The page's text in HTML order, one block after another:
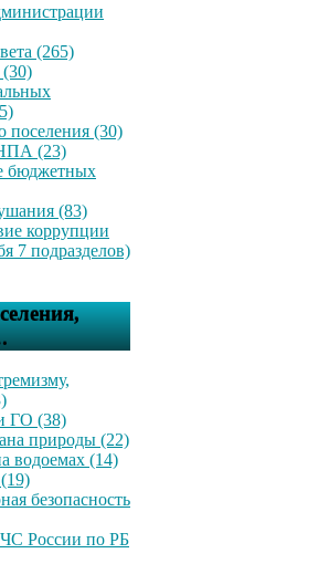
(265)
поселения (30)
(23)
бюджетных
(83)
коррупции
7 подразделов)
ГО (38)
природы (22)
водоемах (14)
безопасность
России по РБ